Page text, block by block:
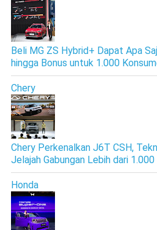
Beli MG ZS Hybrid+ Dapat Apa
hingga Bonus untuk 1.000
Chery
Chery Perkenalkan J6T CSH,
Jelajah Gabungan Lebih dari 1.000
Honda